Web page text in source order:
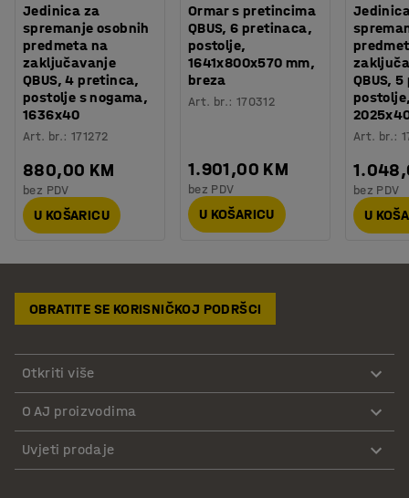
Jedinica za
spremanje osobnih
predmeta na
zaključavanje
QBUS, 4 pretinca,
postolje s nogama,
1636x40
Art. br.:171272
880,00 KM
bez PDV
U KOŠARICU
Ormar s pretincima
QBUS, 6 pretinaca,
postolje,
1641x800x570 mm,
breza
Art. br.: 170312
1.901,00 KM
bez PDV
U KOŠARICU
QBUS,
Art. br.:
bez PDV
U
OBRATITE SE KORISNIČKOJ PODRŠCI
Otkriti više
O AJ proizvodima
Uvjeti prodaje